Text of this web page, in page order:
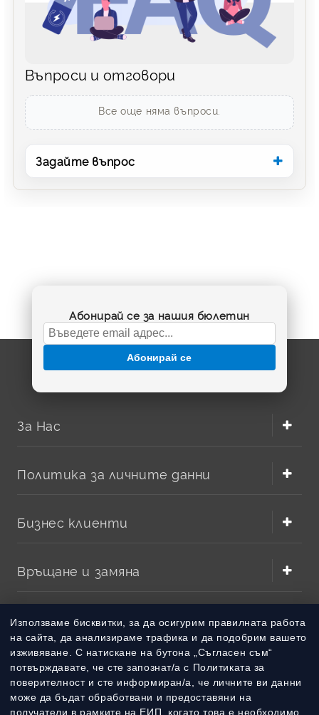
Използваме бисквитки, за да осигурим правилната работа
на сайта, да анализираме трафика и да подобрим вашето
изживяване. С натискане на бутона „Съгласен съм“
потвърждавате, че сте запознат/а с Политиката за
поверителност и сте информиран/а, че личните ви данни
може да бъдат обработвани и предоставяни на
получатели в рамките на ЕИП, когато това е необходимо
Въпроси и отговори
Все още няма въпроси.
Задайте въпрос
Абонирай се за нашия бюлетин
Абонирай се
За Нас
Политика за личните данни
Бизнес клиенти
Връщане и замяна
Методи на плащане
Методи на доставка